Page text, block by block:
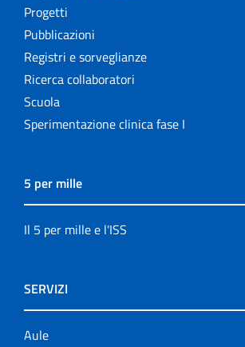
Progetti
Pubblicazioni
Registri e sorveglianze
Ricerca collaboratori
Scuola
Sperimentazione clinica fase I
5 per mille
Il 5 per mille e l'ISS
SERVIZI
Aule